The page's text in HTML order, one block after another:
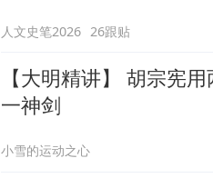
人文史笔2026 26跟贴
【大明精讲】 胡宗宪
一神剑
小雪的运动之心